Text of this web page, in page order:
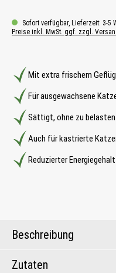
Mit extra frischem
Für ausgewachsene
Sättigt, ohne zu belasten
Auch für kastrierte
Reduzierter
Sofort verfügbar, Lieferzeit: 3-5
Preise inkl. MwSt. ggf. zzgl.
Beschreibung
Zutaten